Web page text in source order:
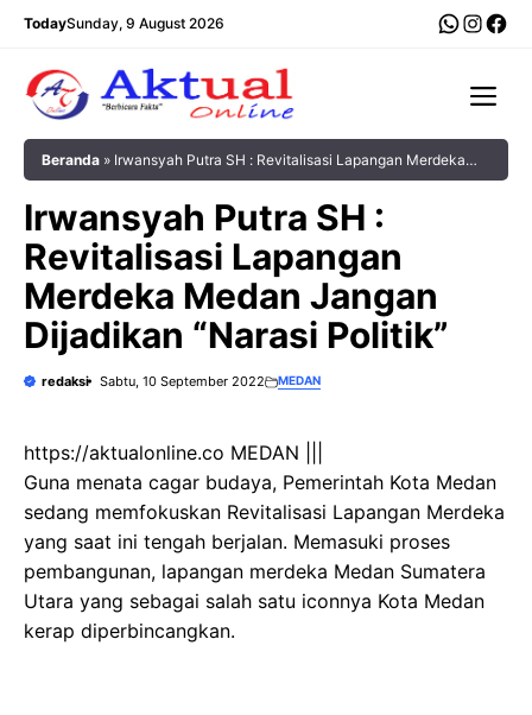
Langsung
TodaySunday, 9 August 2026
Beranda » Irwansyah Putra SH : Revitalisasi Lapangan Merdeka
Irwansyah Putra SH :
Revitalisasi Lapangan
Merdeka Medan Jangan
Dijadikan “Narasi Politik”
redaksi Sabtu, 10 September 2022 MEDAN
https://aktualonline.co MEDAN |||
Guna menata cagar budaya, Pemerintah Kota Medan
sedang memfokuskan Revitalisasi Lapangan Merdeka
yang saat ini tengah berjalan. Memasuki proses
pembangunan, lapangan merdeka Medan Sumatera
Utara yang sebagai salah satu iconnya Kota Medan
kerap diperbincangkan.